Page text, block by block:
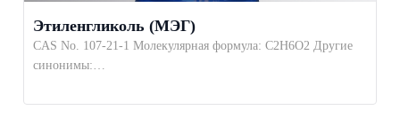
Этиленгликоль (МЭГ)
CAS No. 107-21-1 Молекулярная формула: C2H6O2 Другие
синонимы:…